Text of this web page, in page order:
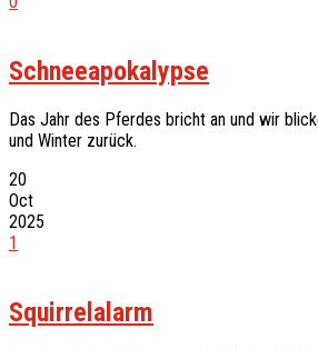
Schneeapokalypse
Das Jahr des Pferdes bricht an und wir
und Winter zurück.
20
Oct
2025
1
Squirrelalarm